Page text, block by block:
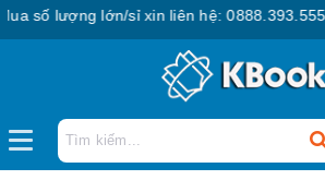
lượng lớn/sỉ xin liên hệ: 0888.393.555